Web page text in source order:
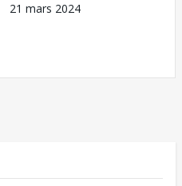
21 mars 2024